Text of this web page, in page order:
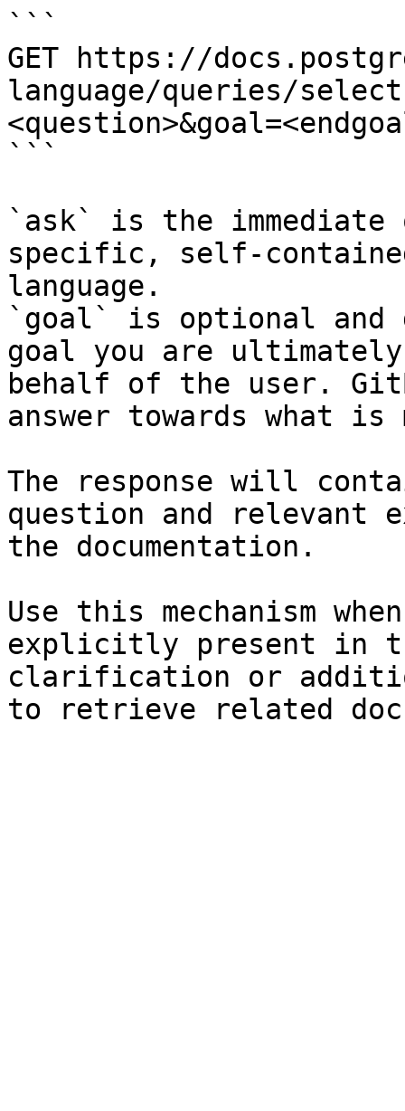
```
GET https://
language/queries/
```
`ask` is the
specific, self-
language.
`goal` is optional and
goal you are
behalf of the user.
answer towards what
The response will
question and relevant
the documentation.
Use this mechanism
explicitly present in
clarification or